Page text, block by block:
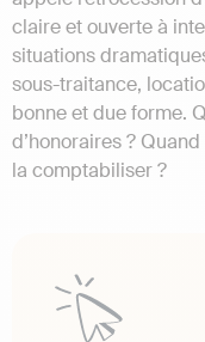
claire et ouverte à
situations
sous-traitance,
bonne et due forme.
d’honoraires ?
la comptabiliser ?